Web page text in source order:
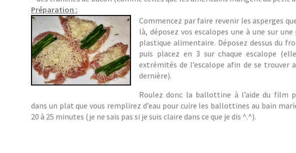
Préparation :
Commencez par faire revenir les asperges
là, déposez vos escalopes une à une sur
plastique alimentaire. Déposez dessus du
puis placez en 3 sur chaque escalope
extrémités de l’escalope afin de se
dernière).
Roulez donc la ballottine à l’aide du film
dans un plat que vous remplirez d’eau pour cuire les ballottines au bain
20 à 25 minutes (je ne sais pas si je suis claire dans ce que je dis ^.^).